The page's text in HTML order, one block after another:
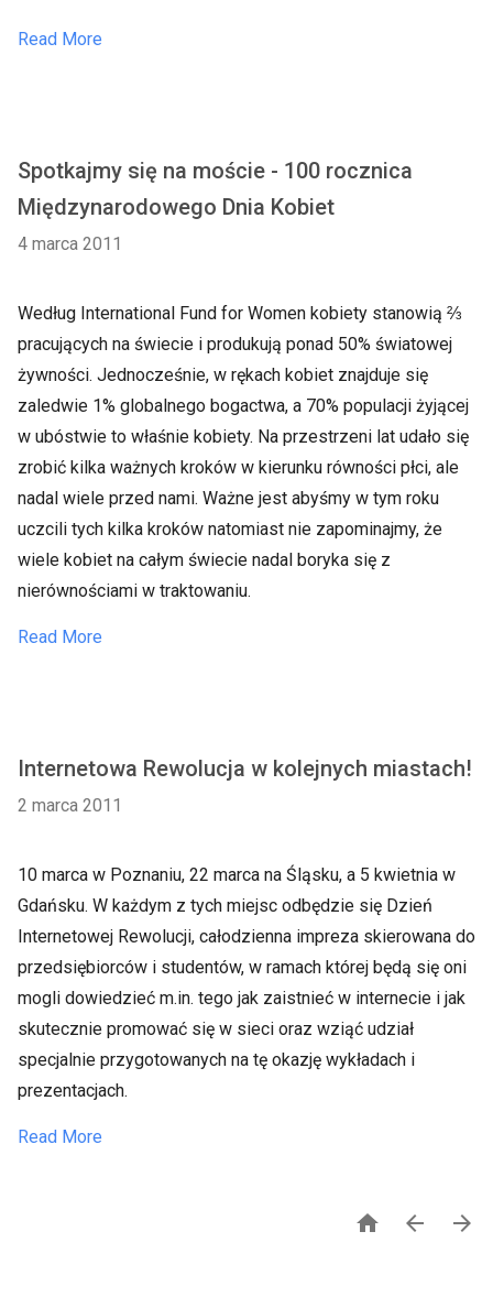
Read More
Spotkajmy się na moście - 100 rocznica
Międzynarodowego Dnia Kobiet
4 marca 2011
Według International Fund for Women kobiety stanowią ⅔
pracujących na świecie i produkują ponad 50% światowej
żywności. Jednocześnie, w rękach kobiet znajduje się
zaledwie 1% globalnego bogactwa, a 70% populacji żyjącej
w ubóstwie to właśnie kobiety. Na przestrzeni lat udało się
zrobić kilka ważnych kroków w kierunku równości płci, ale
nadal wiele przed nami. Ważne jest abyśmy w tym roku
uczcili tych kilka kroków natomiast nie zapominajmy, że
wiele kobiet na całym świecie nadal boryka się z
nierównościami w traktowaniu.
Read More
Internetowa Rewolucja w kolejnych miastach!
2 marca 2011
10 marca w Poznaniu, 22 marca na Śląsku, a 5 kwietnia w
Gdańsku. W każdym z tych miejsc odbędzie się Dzień
Internetowej Rewolucji, całodzienna impreza skierowana do
przedsiębiorców i studentów, w ramach której będą się oni
mogli dowiedzieć m.in. tego jak zaistnieć w internecie i jak
skutecznie promować się w sieci oraz wziąć udział
specjalnie przygotowanych na tę okazję wykładach i
prezentacjach.
Read More
  